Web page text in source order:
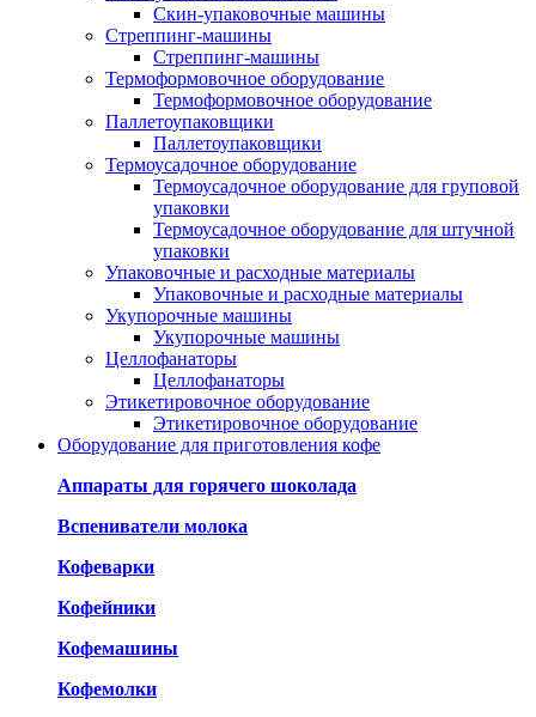
Скин-упаковочные машины
Стреппинг-машины
Стреппинг-машины
Термоформовочное оборудование
Термоформовочное оборудование
Паллетоупаковщики
Паллетоупаковщики
Термоусадочное оборудование
Термоусадочное оборудование для груповой
упаковки
Термоусадочное оборудование для штучной
упаковки
Упаковочные и расходные материалы
Упаковочные и расходные материалы
Укупорочные машины
Укупорочные машины
Целлофанаторы
Целлофанаторы
Этикетировочное оборудование
Этикетировочное оборудование
Оборудование для приготовления кофе
Аппараты для горячего шоколада
Вспениватели молока
Кофеварки
Кофейники
Кофемашины
Кофемолки